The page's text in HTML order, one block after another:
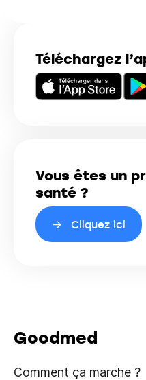
Téléchargez
Vous êtes un
santé ?
Cliquez ici
Goodmed
Comment ça marche ?